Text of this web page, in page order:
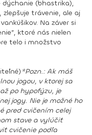
dýchanie (bhastrika),
trávenie, ale aj
Na záver si
ktoré nás nielen
telo i množstvo
*Pozn.: Ak máš
jogou, v ktorej sa
po hypofýzu, je
jogy. Nie je možné ho
pred cvičením celej
stave a vylúčiť
cvičenie podľa